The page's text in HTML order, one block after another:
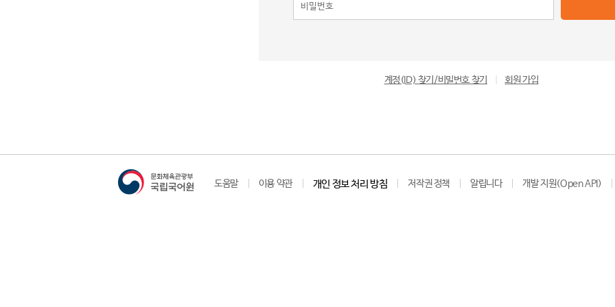
계정(ID) 찾기/비밀번호 찾기 회원 가입
도움말 이용 약관 개인 정보 처리 방침 저작권 정책 알립니다 개발 지원(Open API)